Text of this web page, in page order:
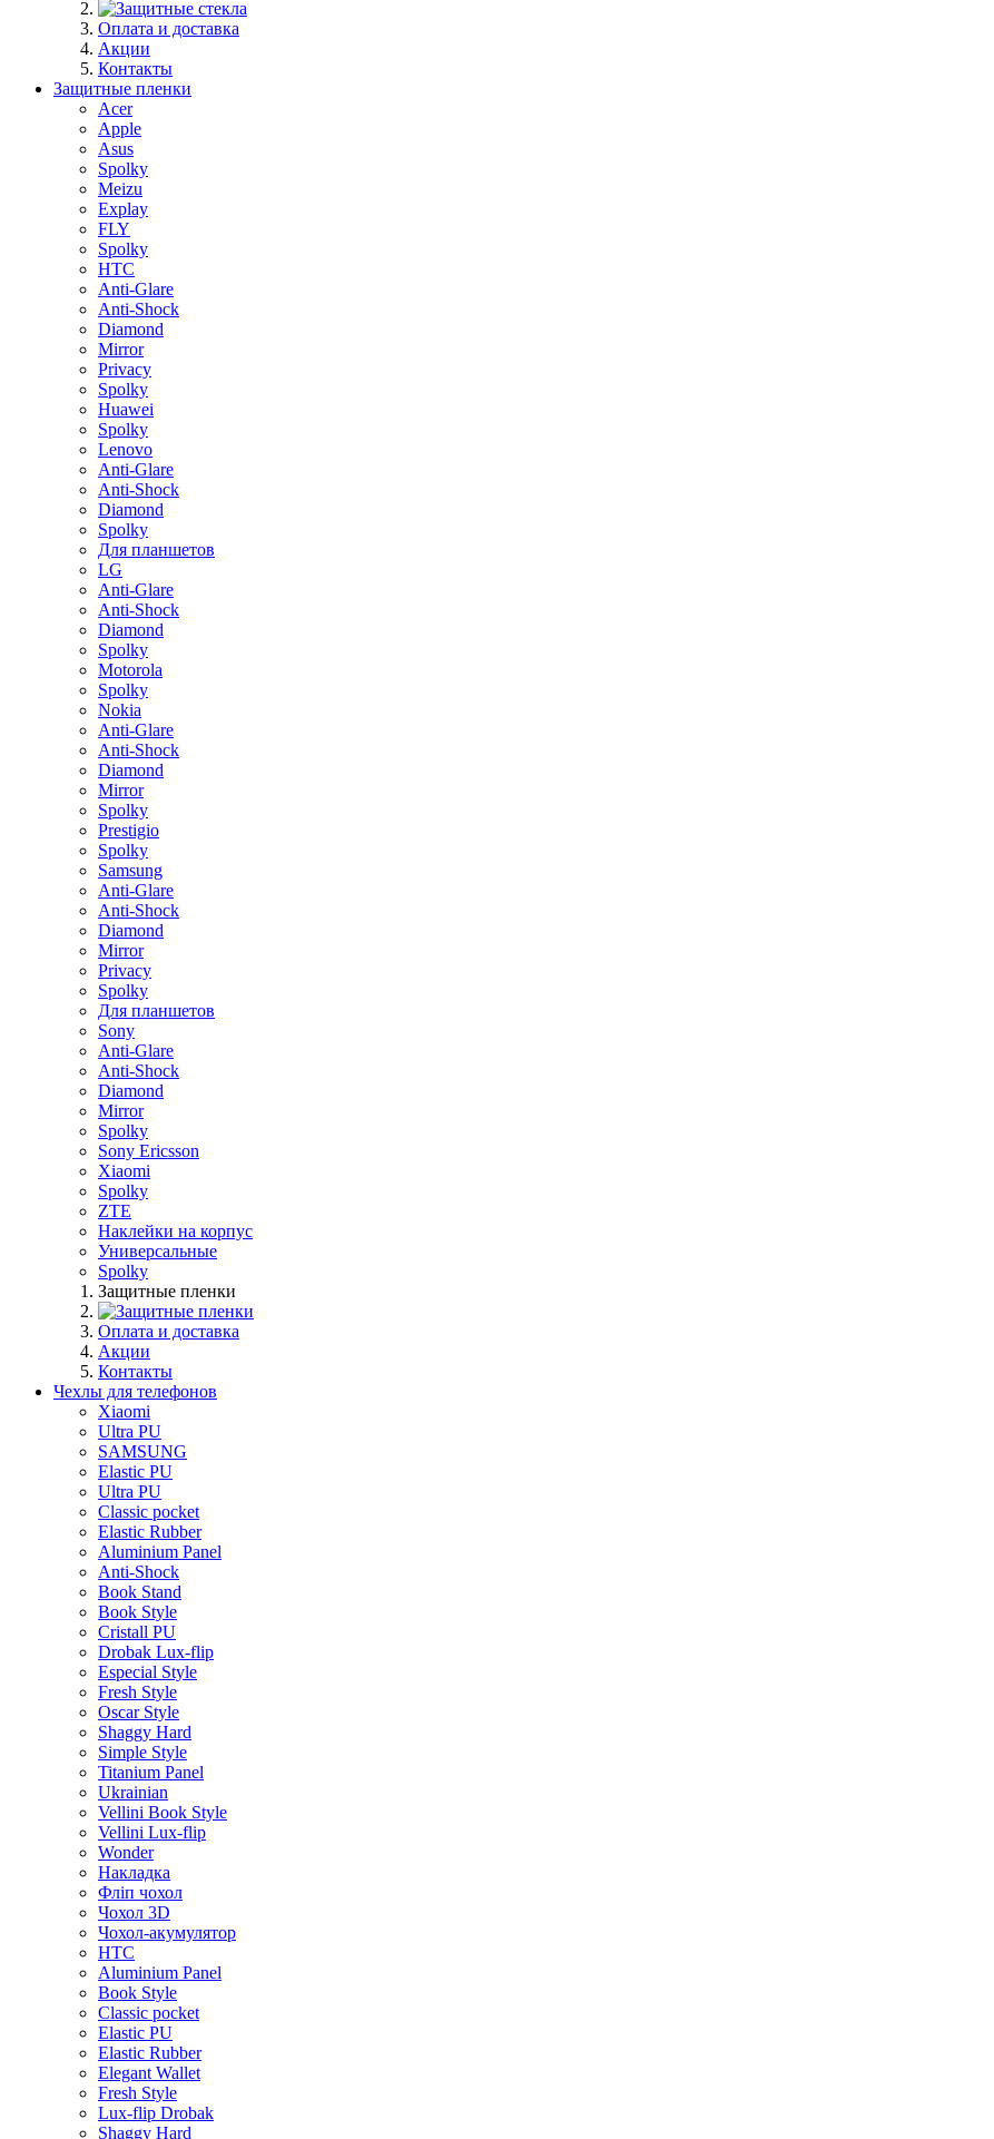
Оплата и доставка
Акции
Контакты
Защитные пленки
Acer
Apple
Asus
Spolky
Meizu
Explay
FLY
Spolky
HTC
Anti-Glare
Anti-Shock
Diamond
Mirror
Privacy
Spolky
Huawei
Spolky
Lenovo
Anti-Glare
Anti-Shock
Diamond
Spolky
Для планшетов
LG
Anti-Glare
Anti-Shock
Diamond
Spolky
Motorola
Spolky
Nokia
Anti-Glare
Anti-Shock
Diamond
Mirror
Spolky
Prestigio
Spolky
Samsung
Anti-Glare
Anti-Shock
Diamond
Mirror
Privacy
Spolky
Для планшетов
Sony
Anti-Glare
Anti-Shock
Diamond
Mirror
Spolky
Sony Ericsson
Xiaomi
Spolky
ZTE
Наклейки на корпус
Универсальные
Spolky
Защитные пленки
Оплата и доставка
Акции
Контакты
Чехлы для телефонов
Xiaomi
Ultra PU
SAMSUNG
Elastic PU
Ultra PU
Classic pocket
Elastic Rubber
Aluminium Panel
Anti-Shock
Book Stand
Book Style
Cristall PU
Drobak Lux-flip
Especial Style
Fresh Style
Oscar Style
Shaggy Hard
Simple Style
Titanium Panel
Ukrainian
Vellini Book Style
Vellini Lux-flip
Wonder
Накладка
Фліп чохол
Чохол 3D
Чохол-акумулятор
HTC
Aluminium Panel
Book Style
Classic pocket
Elastic PU
Elastic Rubber
Elegant Wallet
Fresh Style
Lux-flip Drobak
Shaggy Hard